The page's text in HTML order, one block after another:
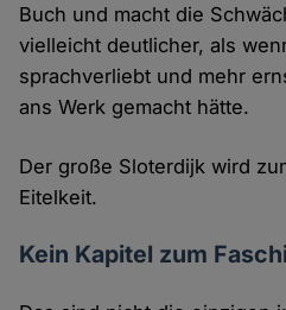
Buch und macht die
vielleicht deutlicher, als
sprachverliebt und mehr
ans Werk gemacht hätte.
Der große Sloterdijk wird
Eitelkeit.
Kein Kapitel zum